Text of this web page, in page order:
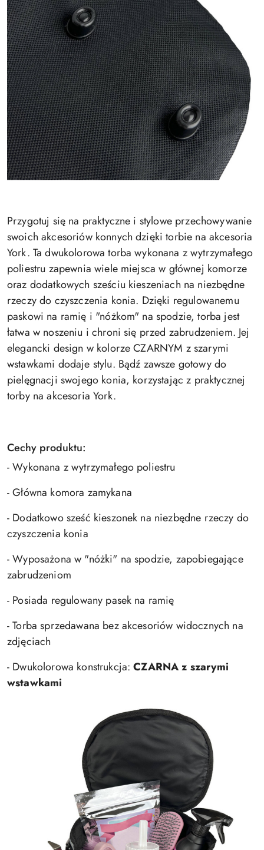
Przygotuj się na praktyczne i stylowe przechowywanie
swoich akcesoriów konnych dzięki torbie na akcesoria
York. Ta dwukolorowa torba wykonana z wytrzymałego
poliestru zapewnia wiele miejsca w głównej komorze
oraz dodatkowych sześciu kieszeniach na niezbędne
rzeczy do czyszczenia konia. Dzięki regulowanemu
paskowi na ramię i "nóżkom" na spodzie, torba jest
łatwa w noszeniu i chroni się przed zabrudzeniem. Jej
elegancki design w kolorze CZARNYM z szarymi
wstawkami dodaje stylu. Bądź zawsze gotowy do
pielęgnacji swojego konia, korzystając z praktycznej
torby na akcesoria York.
Cechy produktu:
- Wykonana z wytrzymałego poliestru
- Główna komora zamykana
- Dodatkowo sześć kieszonek na niezbędne rzeczy do
czyszczenia konia
- Wyposażona w "nóżki" na spodzie, zapobiegające
zabrudzeniom
- Posiada regulowany pasek na ramię
- Torba sprzedawana bez akcesoriów widocznych na
zdjęciach
- Dwukolorowa konstrukcja:CZARNA z szarymi
wstawkami